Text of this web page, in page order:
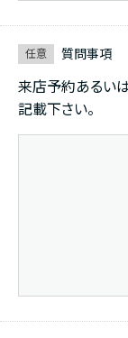
任意 質問事項
来店予約あるい
記載下さい。